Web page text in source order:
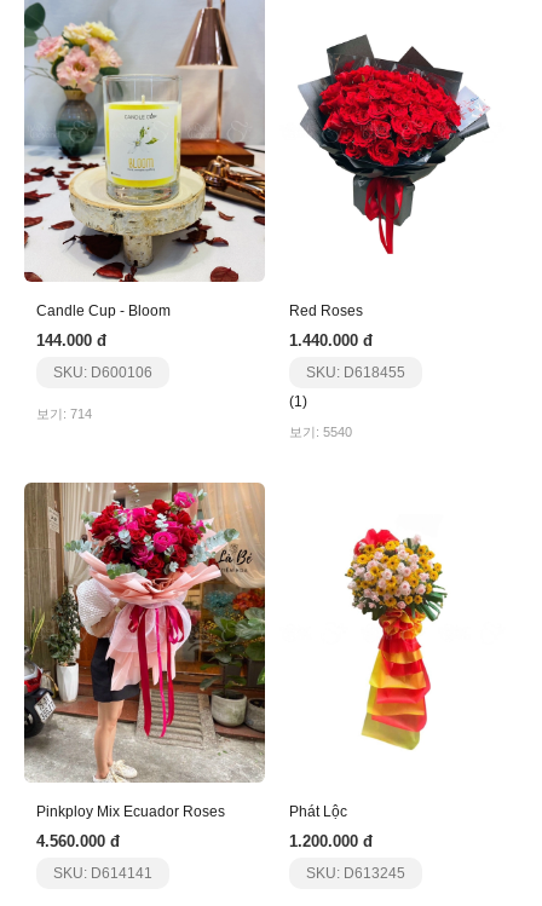
Candle Cup - Bloom
144.000 đ
SKU: D600106
보기: 714
Red Roses
1.440.000 đ
SKU: D618455
(1)
보기: 5540
Pinkploy Mix Ecuador Roses
4.560.000 đ
SKU: D614141
Phát Lộc
1.200.000 đ
SKU: D613245